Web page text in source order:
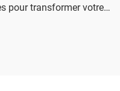
pour transformer votre
ami